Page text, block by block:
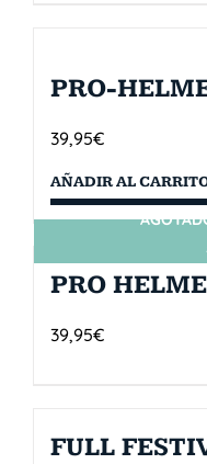
PRO-
39,95€
AÑADIR AL
PRO
39,95€
FULL